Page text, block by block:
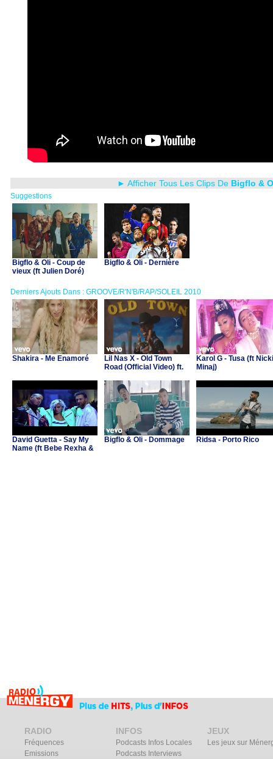
► Afficher Tous Les Clips De Bigflo &
Suggestions
Bigflo & Oli - Coup de
vieux (ft Julien Doré)
Bigflo & Oli - Dernière
Derniers Ajouts Dans : GROOVE/R'N'B/RAP/SOLEIL 2010
Shakira - Me Enamoré
Lil Nas X - Old Town
Road (Official Video) ft.
Karol G - Tusa (ft Nicki
Minaj)
David Guetta - Say My
Name (ft Bebe Rexha &
Bigflo & Oli - Dommage Ridsa - Porto Rico
RADIO
Fréquences
Emissions
INFOS
Podcasts Infos Locales
Podcasts Interviews
JEUX
Les jeux sur